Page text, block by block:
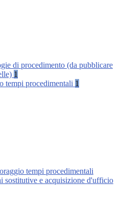
di procedimento (da pubblicare
1
tempi procedimentali 1
tempi procedimentali
sostitutive e acquisizione d'ufficio